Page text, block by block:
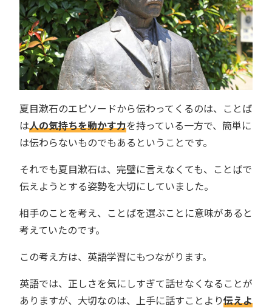
夏目漱石のエピソードから伝わってくるのは、ことば
は人の気持ちを動かす力を持っている一方で、簡単に
は伝わらないものでもあるということです。
それでも夏目漱石は、完璧に言えなくても、ことばで
伝えようとする姿勢を大切にしていました。
相手のことを考え、ことばを選ぶことに意味があると
考えていたのです。
この考え方は、英語学習にもつながります。
英語では、正しさを気にしすぎて話せなくなることが
ありますが、大切なのは、上手に話すことより伝えよ